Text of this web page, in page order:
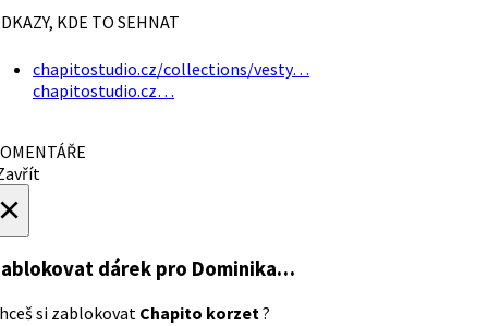
KDE TO SEHNAT
chapitostudio.cz/collections/vesty…
chapitostudio.cz…
dárek pro Dominika…
si zablokovat Chapito korzet?